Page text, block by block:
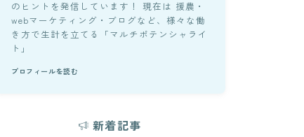
のヒントを発信しています！ 現在は 援農・
webマーケティング・ブログなど、様々な働
き方で生計を立てる「マルチポテンシャライ
ト」
プロフィールを読む
新着記事